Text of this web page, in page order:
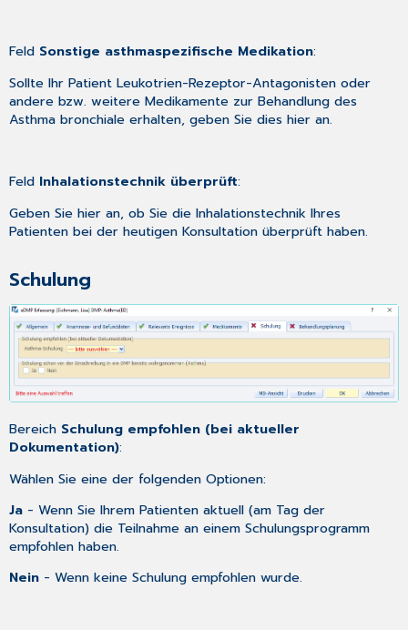
Feld Sonstige asthmaspezifische Medikation:
Sollte Ihr Patient Leukotrien-Rezeptor-Antagonisten oder
andere bzw. weitere Medikamente zur Behandlung des
Asthma bronchiale erhalten, geben Sie dies hier an.
Feld Inhalationstechnik überprüft:
Geben Sie hier an, ob Sie die Inhalationstechnik Ihres
Patienten bei der heutigen Konsultation überprüft haben.
Schulung
Bereich Schulung empfohlen (bei aktueller
Dokumentation):
Wählen Sie eine der folgenden Optionen:
Ja - Wenn Sie Ihrem Patienten aktuell (am Tag der
Konsultation) die Teilnahme an einem Schulungsprogramm
empfohlen haben.
Nein - Wenn keine Schulung empfohlen wurde.